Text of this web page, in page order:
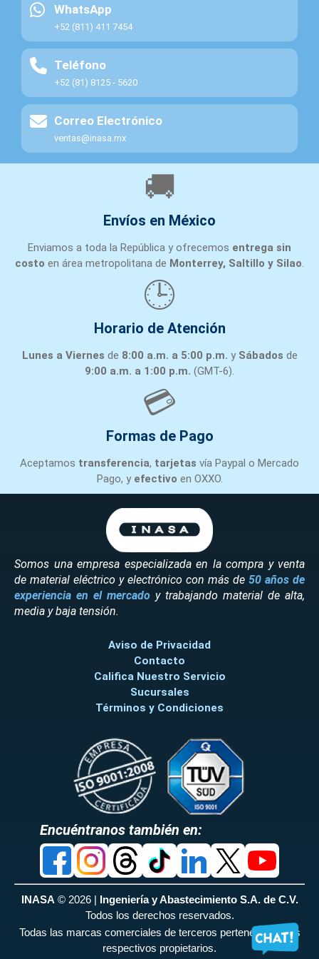
4
5
FSH03863
STRAIN
IAA10
FSH03864
FSH03864
BRIDGE
STRAIN
GAUGE
FSH04026
FSH04026
NA
FUTEK
PN:
LONG
PI
WhatsApp
+52 (811) 411 7454
Teléfono
+52 (81) 8125 - 5620
Correo Electrónico
ventas@inasa.mx
🚚
Envíos en México
Enviamos a toda la República y ofrecemos entrega sin
costo en área metropolitana de Monterrey, Saltillo y Silao
🕒
Horario de Atención
Lunes a Viernes de 8:00 a.m. a 5:00 p.m. y Sábados de
9:00 a.m. a 1:00 p.m. (GMT-6).
💳
Formas de Pago
Aceptamos transferencia, tarjetas vía Paypal o Mercado
Pago, y efectivo en OXXO.
Somos una empresa especializada en la compra y venta
de material eléctrico y electrónico con más de 50 años de
experiencia en el mercado y trabajando material de alta,
media y baja tensión.
Aviso de Privacidad
Contacto
Califica Nuestro Servicio
Sucursales
Términos y Condiciones
Encuéntranos también en:
INASA © 2026 | Ingeniería y Abastecimiento S.A. de C.V.
Todos los derechos reservados.
Todas las marcas comerciales de terceros pertenecen a sus
respectivos propietarios.